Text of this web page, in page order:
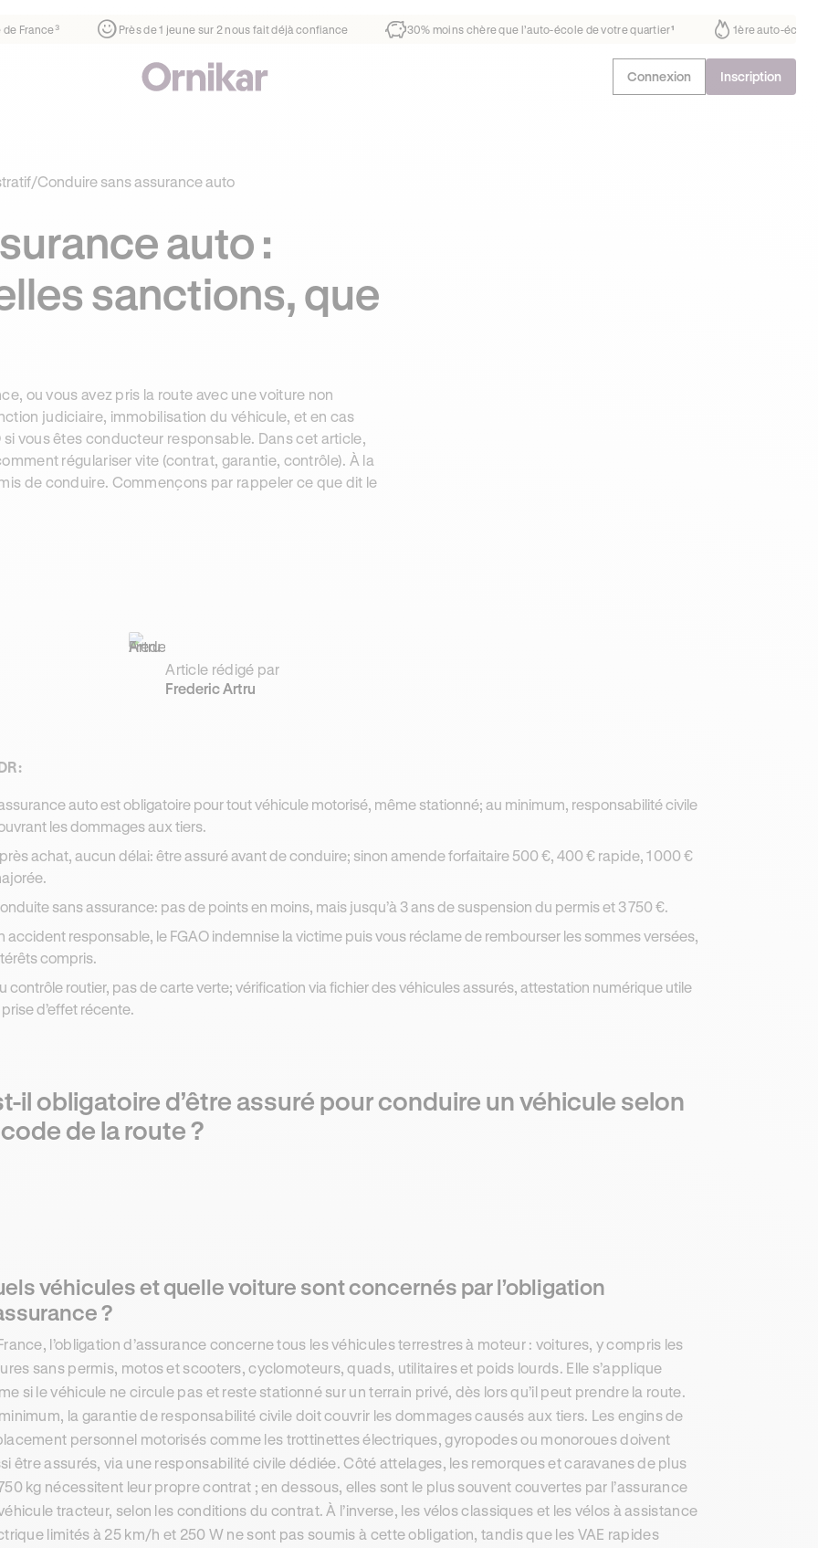
¹ 1ère auto-école de France³ Près de 1 jeune sur 2 nous fait déjà confiance 30% moins chère que l’auto-école de votre
Connexion Inscription
/Conduire sans assurance auto
auto :
sanctions, que
ou vous avez pris la route avec une voiture non
judiciaire, immobilisation du véhicule, et en cas
vous êtes conducteur responsable. Dans cet article,
régulariser vite (contrat, garantie, contrôle). À la
de conduire. Commençons par rappeler ce que dit le
Article rédigé par
Frederic Artru
auto est obligatoire pour tout véhicule motorisé, même stationné; au minimum, responsabilité civile
les dommages aux tiers.
achat, aucun délai: être assuré avant de conduire; sinon amende forfaitaire 500 €, 400 € rapide, 1 000 €
sans assurance: pas de points en moins, mais jusqu’à 3 ans de suspension du permis et 3 750 €.
accident responsable, le FGAO indemnise la victime puis vous réclame de rembourser les sommes versées,
compris.
contrôle routier, pas de carte verte; vérification via fichier des véhicules assurés, attestation numérique utile
prise d’effet récente.
il obligatoire d’être assuré pour conduire un véhicule selon
de la route ?
véhicules et quelle voiture sont concernés par l’obligation
?
l’obligation d’assurance concerne tous les véhicules terrestres à moteur : voitures, y compris les
sans permis, motos et scooters, cyclomoteurs, quads, utilitaires et poids lourds. Elle s’applique
si le véhicule ne circule pas et reste stationné sur un terrain privé, dès lors qu’il peut prendre la route.
la garantie de responsabilité civile doit couvrir les dommages causés aux tiers. Les engins de
personnel motorisés comme les trottinettes électriques, gyropodes ou monoroues doivent
être assurés, via une responsabilité civile dédiée. Côté attelages, les remorques et caravanes de plus
kg nécessitent leur propre contrat ; en dessous, elles sont le plus souvent couvertes par l’assurance
tracteur, selon les conditions du contrat. À l’inverse, les vélos classiques et les vélos à assistance
limités à 25 km/h et 250 W ne sont pas soumis à cette obligation, tandis que les VAE rapides